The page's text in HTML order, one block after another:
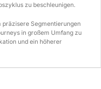
zu beschleunigen.
präzisere Segmentierungen
in großem Umfang zu
und ein höherer